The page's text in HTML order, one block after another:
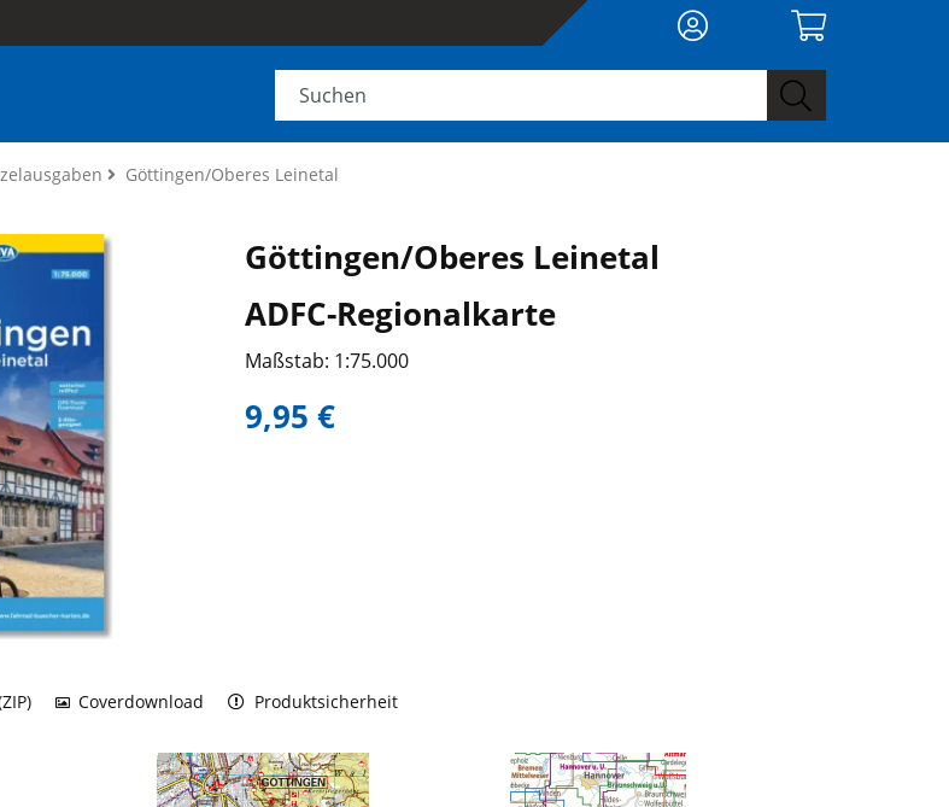
Göttingen/Oberes Leinetal
Göttingen/Oberes Leinetal
ADFC-Regionalkarte
Maßstab: 1:75.000
9,95 €
Coverdownload Produktsicherheit